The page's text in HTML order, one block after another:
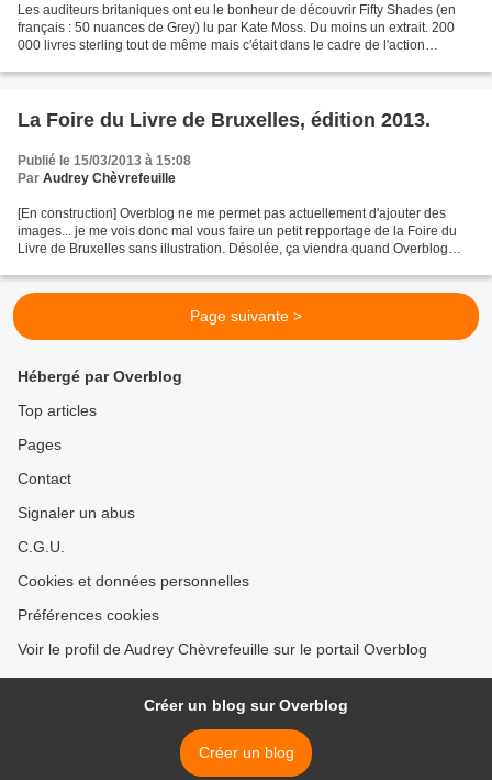
Les auditeurs britaniques ont eu le bonheur de découvrir Fifty Shades (en
français : 50 nuances de Grey) lu par Kate Moss. Du moins un extrait. 200
000 livres sterling tout de même mais c'était dans le cadre de l'action
La Foire du Livre de Bruxelles, édition 2013.
Publié le 15/03/2013 à 15:08
Par Audrey Chèvrefeuille
[En construction] Overblog ne me permet pas actuellement d'ajouter des
images... je me vois donc mal vous faire un petit repportage de la Foire du
Livre de Bruxelles sans illustration. Désolée, ça viendra quand Overblog
Page suivante >
Hébergé par Overblog
Top articles
Pages
Contact
Signaler un abus
C.G.U.
Cookies et données personnelles
Préférences cookies
Voir le profil de Audrey Chèvrefeuille sur le portail Overblog
Créer un blog sur Overblog
Créer un blog